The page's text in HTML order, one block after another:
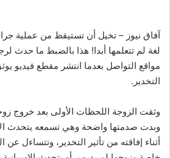
آفاق نيوز – تخيل أن تستيقظ من عملية
لغة لم تتعلمها أبدا! هذا بالضبط ما حدث
مواقع التواصل بعدما انتشر مقطع فيديو
التخدير.
وثقت الزوجة اللحظات الأولى بعد خروج
وبدت صدمتها واضحة وهي تسمعه يتحدث
أثناء إفاقته من تأثير التخدير، وتتساءل عن